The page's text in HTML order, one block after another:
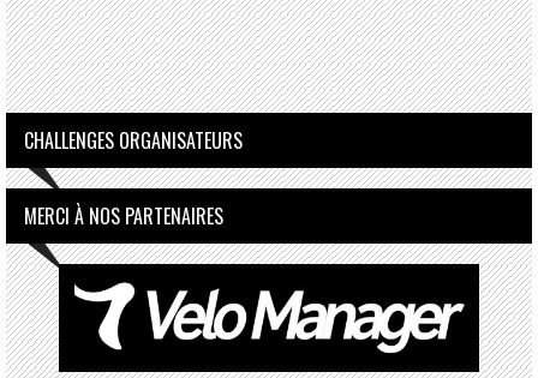
CHALLENGES ORGANISATEURS
MERCI À NOS PARTENAIRES